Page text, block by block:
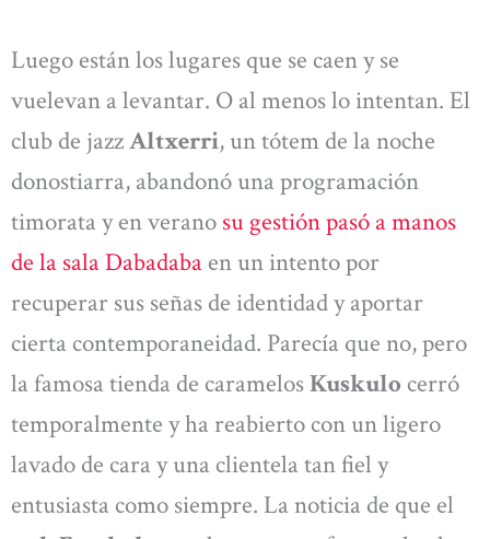
Luego están los lugares que se caen y se
vuelevan a levantar. O al menos lo intentan. El
club de jazzAltxerri, un tótem de la noche
donostiarra, abandonó una programación
timorata y en verano su gestión pasó a manos
de la sala Dabadaba en un intento por
recuperar sus señas de identidad y aportar
cierta contemporaneidad. Parecía que no, pero
la famosa tienda de caramelosKuskulo cerró
temporalmente y ha reabierto con un ligero
lavado de cara y una clientela tan fiel y
entusiasta como siempre. La noticia de que el